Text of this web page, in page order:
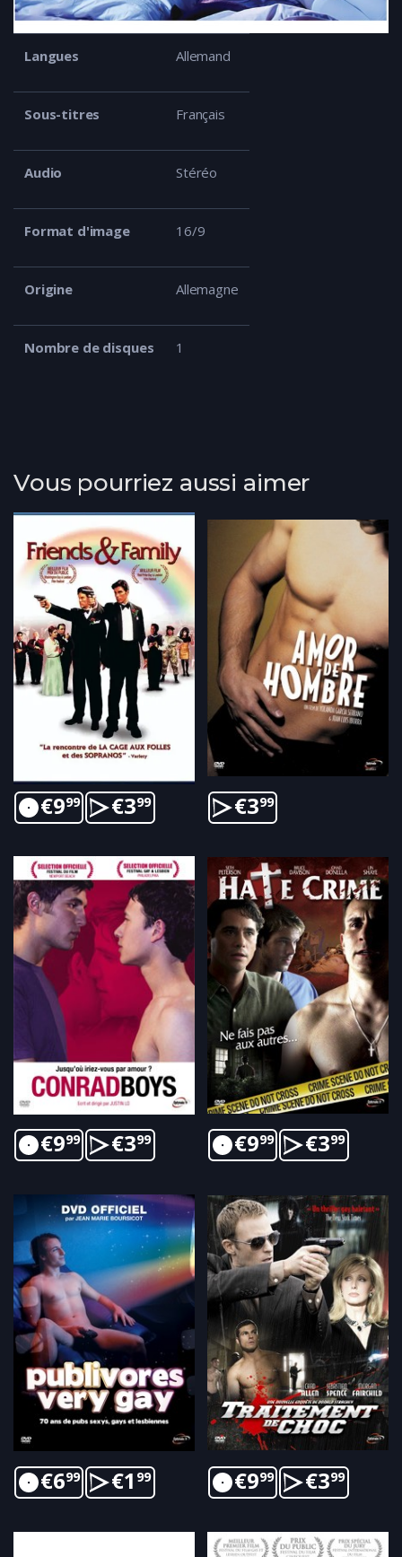
Langues Allemand
Sous-titres Français
Audio Stéréo
Format d'image 16/9
Origine Allemagne
Nombre de disques 1
Vous pourriez aussi aimer
€999 €399 €399
€999 €399 €999 €399
€699 €1 99 €999 €399